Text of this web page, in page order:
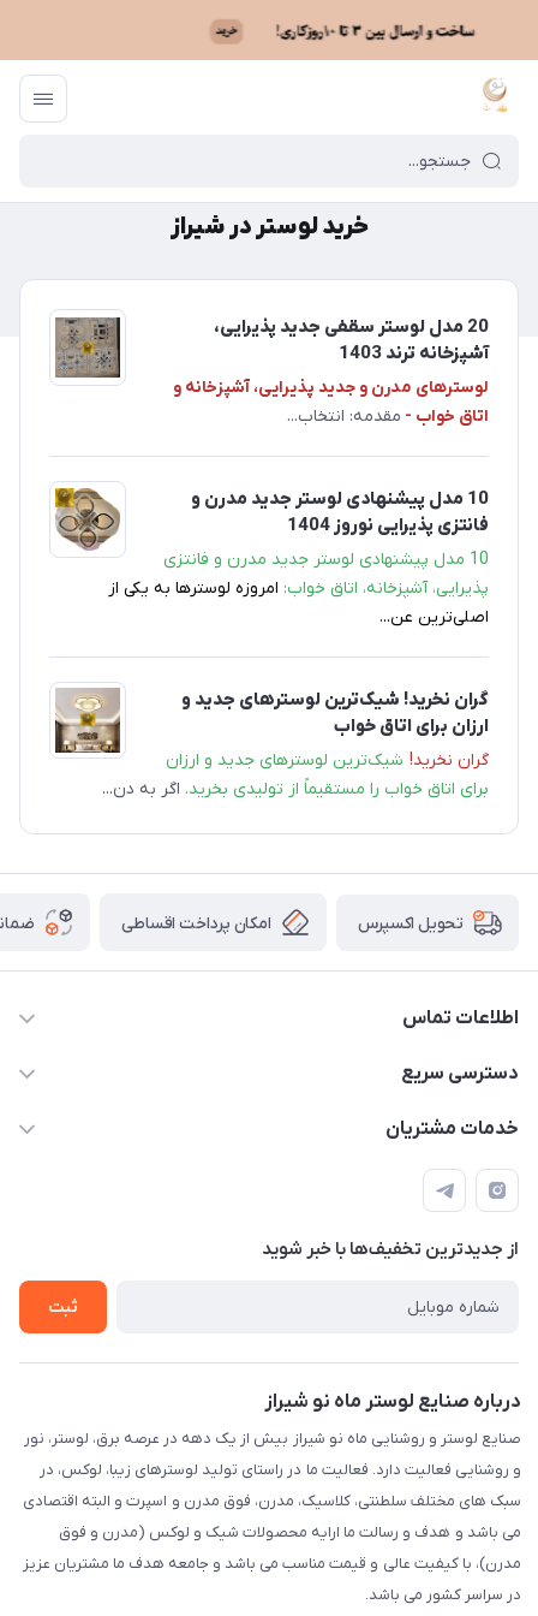
ماه نو / خرید لوستر در شیراز
خرید لوستر در شیراز
20 مدل لوستر سقفی جدید پذیرایی،
آشپزخانه ترند 1403
لوسترهای مدرن و جدید پذیرایی، آشپزخانه و
اتاق خواب - مقدمه: انتخاب...
10 مدل‌ پیشنهادی لوستر جدید مدرن و
فانتزی پذیرایی نوروز 1404
10 مدل‌ پیشنهادی لوستر جدید مدرن و فانتزی
پذیرایی، آشپزخانه، اتاق خواب: امروزه لوسترها به یکی از
اصلی‌ترین عن...
گران نخرید! شیک‌ترین لوسترهای جدید و
ارزان برای اتاق خواب
گران نخرید! شیک‌ترین لوسترهای جدید و ارزان
برای اتاق خواب را مستقیماً از تولیدی بخرید. اگر به دن...
تحویل اکسپرس امکان پرداخت اقساطی
اطلاعات تماس
09171115348
طبقه همکف واحد 131
دسترسی سریع
مجله فروشگاه
درباره ما
تماس با ما
خدمات مشتریان
قوانین و مقررات
حریم خصوصی
راهنما
از جدید‌ترین تخفیف‌ها با‌ خبر شوید
ثبت
درباره صنایع لوستر ماه نو شیراز
صنایع لوستر و روشنایی ماه نو شیراز بیش از یک دهه در عرصه برق، لوستر، نور
و روشنایی فعالیت دارد. فعالیت ما در راستای تولید لوسترهای زیبا، لوکس، در
سبک های مختلف سلطنتی، کلاسیک، مدرن، فوق مدرن و اسپرت و البته اقتصادی
می باشد و هدف و رسالت ما ارایه محصولات شیک و لوکس (مدرن و فوق
مدرن)، با کیفیت عالی و قیمت مناسب می باشد و جامعه هدف ما مشتریان عزیز
در سراسر کشور می باشد.